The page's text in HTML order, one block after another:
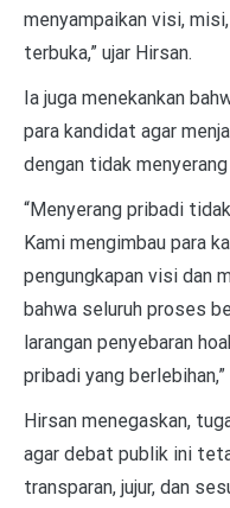
menyampaikan visi,
terbuka,” ujar Hirsan.
Ia juga menekankan
para kandidat agar
dengan tidak
“Menyerang pribadi
Kami mengimbau para
pengungkapan visi dan
bahwa seluruh proses
larangan penyebaran
pribadi yang
Hirsan menegaskan,
agar debat publik ini
transparan, jujur, dan